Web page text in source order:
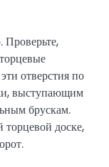
Проверьте,
отверстия по
выступающим
брускам.
торцевой доске,